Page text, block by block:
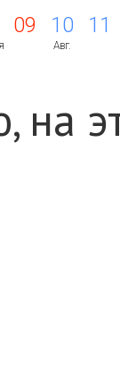
09 10
Авг.
11
на